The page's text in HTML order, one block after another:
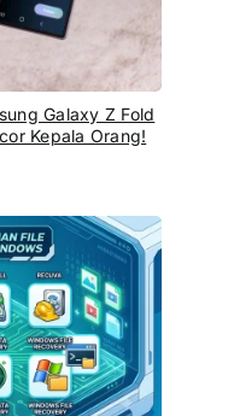
Galaxy Z Fold
Kepala Orang!